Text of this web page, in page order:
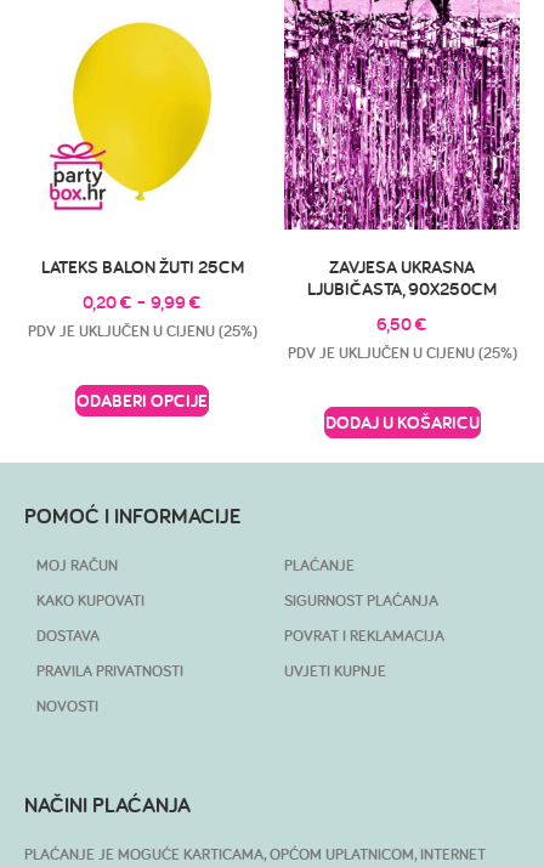
LATEKS BALON ŽUTI 25CM
0,20€ – 9,99€
PDV JE UKLJUČEN U CIJENU (25%)
ODABERI OPCIJE
ZAVJESA UKRASNA
LJUBIČASTA, 90X250CM
6,50€
PDV JE UKLJUČEN U CIJENU (25%)
DODAJ U KOŠARICU
POMOĆ I INFORMACIJE
MOJ RAČUN
KAKO KUPOVATI
DOSTAVA
PRAVILA PRIVATNOSTI
NOVOSTI
PLAĆANJE
SIGURNOST PLAĆANJA
POVRAT I REKLAMACIJA
UVJETI KUPNJE
NAČINI PLAĆANJA
PLAĆANJE JE MOGUĆE KARTICAMA, OPĆOM UPLATNICOM, INTERNET